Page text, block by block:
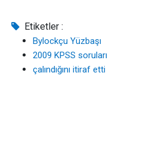
Etiketler :
Bylockçu Yüzbaşı
2009 KPSS soruları
çalındığını itiraf etti